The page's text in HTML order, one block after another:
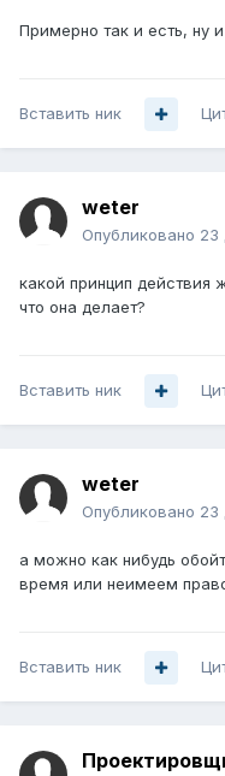
Примерно так и есть, ну и
Вставить ник
weter
Опубликовано 23
какой принцип действия
что она делает?
Вставить ник
weter
Опубликовано 23
а можно как нибудь
время или неимеем
Вставить ник